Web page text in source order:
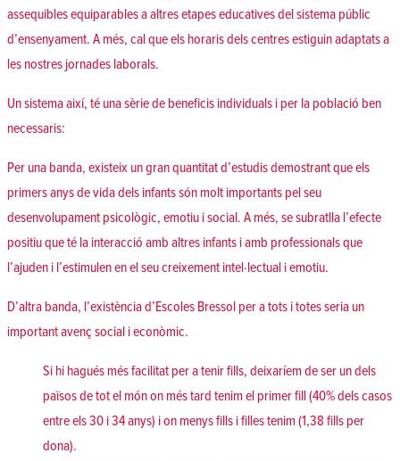
assequibles equiparables a altres etapes educatives del sistema públic
d’ensenyament. A més, cal que els horaris dels centres estiguin adaptats a
les nostres jornades laborals.
Un sistema així, té una sèrie de beneficis individuals i per la població ben
necessaris:
Per una banda, existeix un gran quantitat d’estudis demostrant que els
primers anys de vida dels infants són molt importants pel seu
desenvolupament psicològic, emotiu i social. A més, se subratlla l’efecte
positiu que té la interacció amb altres infants i amb professionals que
l’ajuden i l’estimulen en el seu creixement intel·lectual i emotiu.
D’altra banda, l’existència d’Escoles Bressol per a tots i totes seria un
important avenç social i econòmic.
Si hi hagués més facilitat per a tenir fills, deixaríem de ser un dels
països de tot el món on més tard tenim el primer fill (40% dels casos
entre els 30 i 34 anys) i on menys fills i filles tenim (1,38 fills per
dona).